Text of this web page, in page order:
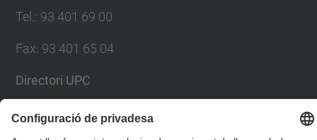
Tel.: 93 401 69 00
Fax: 93 401 65 04
Directori UPC
Formulari de contacte